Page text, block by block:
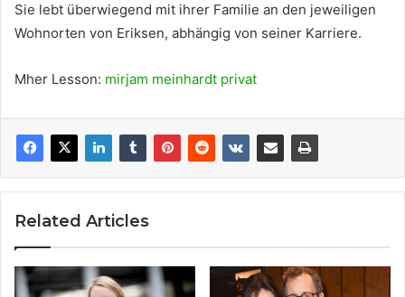
Sie lebt überwiegend mit ihrer Familie an den jeweiligen
Wohnorten von Eriksen, abhängig von seiner Karriere.
Mher Lesson: mirjam meinhardt privat
Related Articles